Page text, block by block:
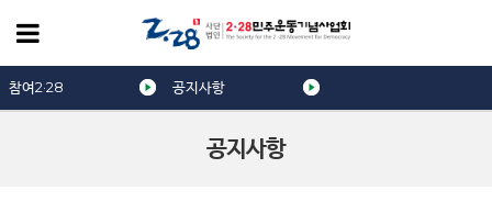
공지사항
참여2·28 공지사항